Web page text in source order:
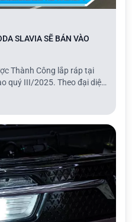
SLAVIA SẼ BÁN VÀO
Thành Công lắp ráp tại
quý III/2025. Theo đại diện
Slavia là dòng xe tiếp
– đơn vị phân phối chính